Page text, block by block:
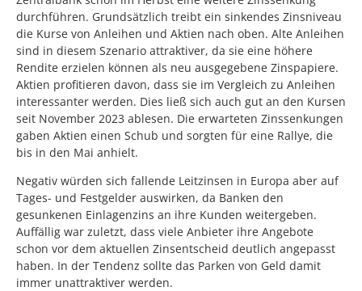
durchführen. Grundsätzlich treibt ein sinkendes Zinsniveau
die Kurse von Anleihen und Aktien nach oben. Alte Anleihen
sind in diesem Szenario attraktiver, da sie eine höhere
Rendite erzielen können als neu ausgegebene Zinspapiere.
Aktien profitieren davon, dass sie im Vergleich zu Anleihen
interessanter werden. Dies ließ sich auch gut an den Kursen
seit November 2023 ablesen. Die erwarteten Zinssenkungen
gaben Aktien einen Schub und sorgten für eine Rallye, die
bis in den Mai anhielt.
Negativ würden sich fallende Leitzinsen in Europa aber auf
Tages- und Festgelder auswirken, da Banken den
gesunkenen Einlagenzins an ihre Kunden weitergeben.
Auffällig war zuletzt, dass viele Anbieter ihre Angebote
schon vor dem aktuellen Zinsentscheid deutlich angepasst
haben. In der Tendenz sollte das Parken von Geld damit
immer unattraktiver werden.